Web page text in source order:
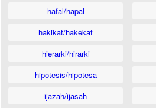
hafal/hapal
hakikat/hakekat
hierarki/hirarki
hipotesis/hipotesa
ijazah/ijasah